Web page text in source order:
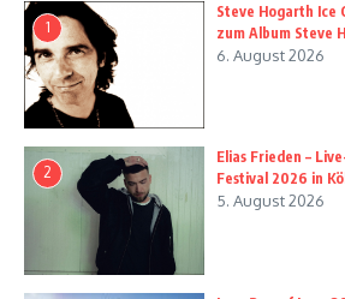
1
Steve Hogarth Ice
zum Album Steve
6. August 2026
2
Elias Frieden –
Festival 2026 in
5. August 2026